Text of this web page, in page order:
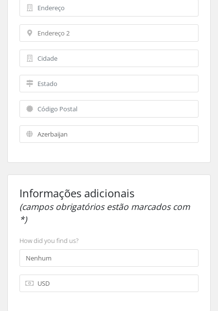
Informações adicionais
(campos obrigatórios estão marcados com
*)
How did you find us?